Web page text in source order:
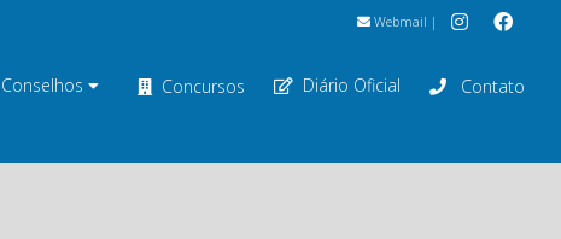
Webmail |
Conselhos Concursos Diário Oficial Contato